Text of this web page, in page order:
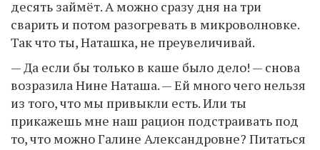
десять займёт. А можно сразу дня на три
сварить и потом разогревать в микроволновке.
Так что ты, Наташка, не преувеличивай.
— Да если бы только в каше было дело! — снова
возразила Нине Наташа. — Ей много чего нельзя
из того, что мы привыкли есть. Или ты
прикажешь мне наш рацион подстраивать под
то, что можно Галине Александровне? Питаться